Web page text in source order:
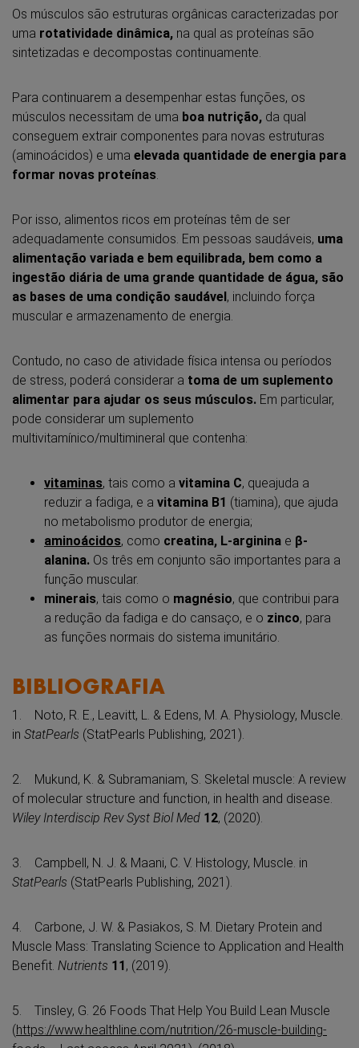
Os músculos são estruturas orgânicas caracterizadas por
uma rotatividade dinâmica, na qual as proteínas são
sintetizadas e decompostas continuamente.
Para continuarem a desempenhar estas funções, os
músculos necessitam de uma boa nutrição, da qual
conseguem extrair componentes para novas estruturas
(aminoácidos) e uma elevada quantidade de energia para
formar novas proteínas.
Por isso, alimentos ricos em proteínas têm de ser
adequadamente consumidos. Em pessoas saudáveis, uma
alimentação variada e bem equilibrada, bem como a
ingestão diária de uma grande quantidade de água, são
as bases de uma condição saudável, incluindo força
muscular e armazenamento de energia.
Contudo, no caso de atividade física intensa ou períodos
de stress, poderá considerar a toma de um suplemento
alimentar para ajudar os seus músculos. Em particular,
pode considerar um suplemento
multivitamínico/multimineral que contenha:
vitaminas, tais como a vitamina C, queajuda a
reduzir a fadiga, e a vitamina B1 (tiamina), que ajuda
no metabolismo produtor de energia;
aminoácidos, como creatina, L-arginina e β-
alanina. Os três em conjunto são importantes para a
função muscular.
minerais, tais como o magnésio, que contribui para
a redução da fadiga e do cansaço, e o zinco, para
as funções normais do sistema imunitário.
BIBLIOGRAFIA
1. Noto, R. E., Leavitt, L. & Edens, M. A. Physiology, Muscle.
in StatPearls (StatPearls Publishing, 2021).
2. Mukund, K. & Subramaniam, S. Skeletal muscle: A review
of molecular structure and function, in health and disease.
Wiley Interdiscip Rev Syst Biol Med 12, (2020).
3. Campbell, N. J. & Maani, C. V. Histology, Muscle. in
StatPearls (StatPearls Publishing, 2021).
4. Carbone, J. W. & Pasiakos, S. M. Dietary Protein and
Muscle Mass: Translating Science to Application and Health
Benefit. Nutrients 11, (2019).
5. Tinsley, G. 26 Foods That Help You Build Lean Muscle
(https://www.healthline.com/nutrition/26-muscle-building-